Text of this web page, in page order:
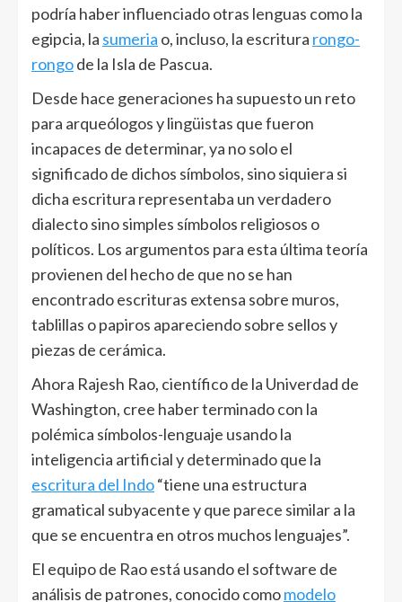
podría haber influenciado otras lenguas como la
egipcia, la sumeria o, incluso, la escritura rongo-
rongode la Isla de Pascua.
Desde hace generaciones ha supuesto un reto
para arqueólogos y lingüistas que fueron
incapaces de determinar, ya no solo el
significado de dichos símbolos, sino siquiera si
dicha escritura representaba un verdadero
dialecto sino simples símbolos religiosos o
políticos. Los argumentos para esta última teoría
provienen del hecho de que no se han
encontrado escrituras extensa sobre muros,
tablillas o papiros apareciendo sobre sellos y
piezas de cerámica.
Ahora Rajesh Rao, científico de la Univerdad de
Washington, cree haber terminado con la
polémica símbolos-lenguaje usando la
inteligencia artificial y determinado que la
escritura del Indo“tiene una estructura
gramatical subyacente y que parece similar a la
que se encuentra en otros muchos lenguajes”.
El equipo de Rao está usando el software de
análisis de patrones, conocido comomodelo